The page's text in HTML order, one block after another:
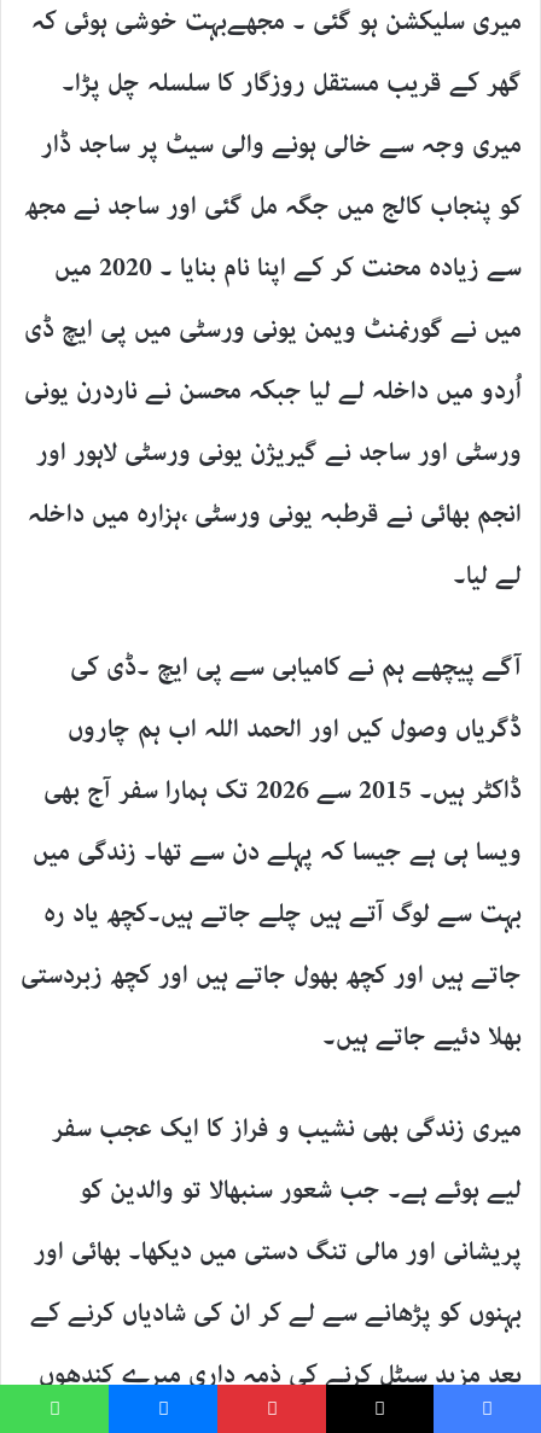
میری سلیکشن ہو گئی ۔ مجھےبہت خوشی ہوئی کہ
گھر کے قریب مستقل روزگار کا سلسلہ چل پڑا۔
میری وجہ سے خالی ہونے والی سیٹ پر ساجد ڈار
کو پنجاب کالج میں جگہ مل گئی اور ساجد نے مجھ
سے زیادہ محنت کر کے اپنا نام بنایا ۔ 2020 میں
میں نے گورنمنٹ ویمن یونی ورسٹی میں پی ایچ ڈی
اُردو میں داخلہ لے لیا جبکہ محسن نے ناردرن یونی
ورسٹی اور ساجد نے گیریژن یونی ورسٹی لاہور اور
انجم بھائی نے قرطبہ یونی ورسٹی ،ہزارہ میں داخلہ
لے لیا۔
آگے پیچھے ہم نے کامیابی سے پی ایچ ۔ڈی کی
ڈگریاں وصول کیں اور الحمد اللہ اب ہم چاروں
ڈاکٹر ہیں۔ 2015 سے 2026 تک ہمارا سفر آج بھی
ویسا ہی ہے جیسا کہ پہلے دن سے تھا۔ زندگی میں
بہت سے لوگ آتے ہیں چلے جاتے ہیں۔کچھ یاد رہ
جاتے ہیں اور کچھ بھول جاتے ہیں اور کچھ زبردستی
بھلا دئیے جاتے ہیں۔
میری زندگی بھی نشیب و فراز کا ایک عجب سفر
لیے ہوئے ہے۔ جب شعور سنبھالا تو والدین کو
پریشانی اور مالی تنگ دستی میں دیکھا۔ بھائی اور
بہنوں کو پڑھانے سے لے کر ان کی شادیاں کرنے کے
بعد مزید سیٹل کرنے کی ذمہ داری میرے کندھوں